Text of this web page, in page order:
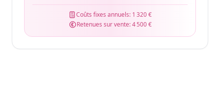
Coûts fixes annuels: 1 320 €
Retenues sur vente:4 500 €